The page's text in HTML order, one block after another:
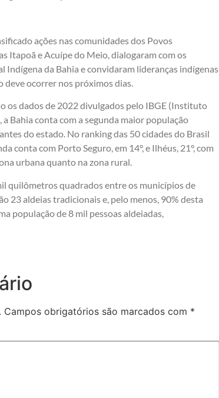
ações nas comunidades dos Povos
Itapoã e Acuípe do Meio, dialogaram com os
da Bahia e convidaram lideranças indígenas
deve ocorrer nos próximos dias.
os dados de 2022 divulgados pelo IBGE (Instituto
Bahia conta com a segunda maior população
do estado. No ranking das 50 cidades do Brasil
conta com Porto Seguro, em 14°, e Ilhéus, 21°, com
urbana quanto na zona rural.
quilômetros quadrados entre os municípios de
23 aldeias tradicionais e, pelo menos, 90% desta
população de 8 mil pessoas aldeiadas,
Campos obrigatórios são marcados com *